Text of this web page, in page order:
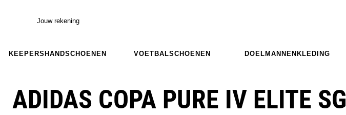
Jouw rekening
KEEPERSHANDSCHOENEN VOETBALSCHOENEN DOELMANNENKLEDING
ADIDAS COPA PURE IV ELITE SG